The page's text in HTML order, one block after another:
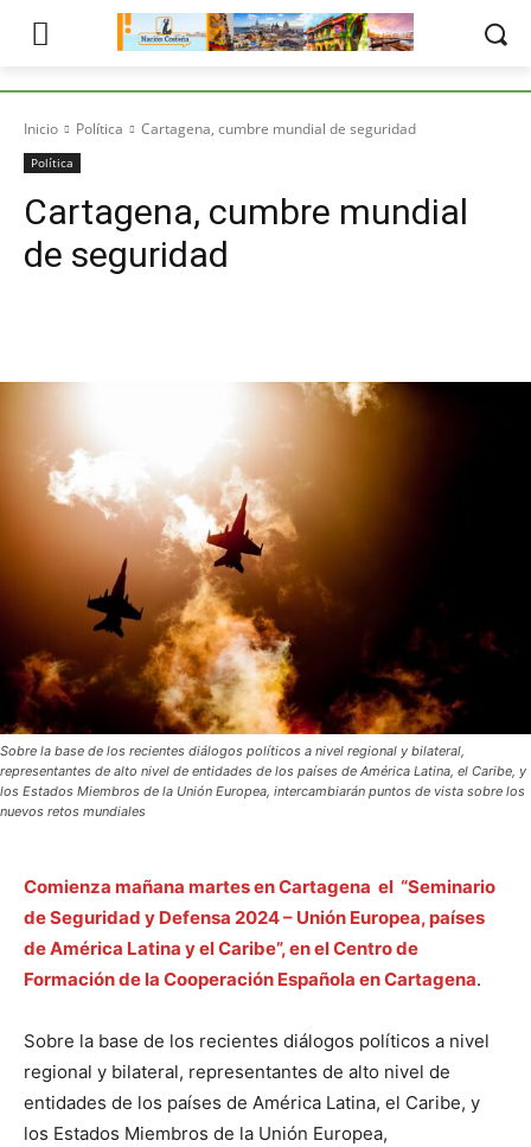
Inicio Política Cartagena, cumbre mundial de seguridad
Política
Cartagena, cumbre mundial
de seguridad
Sobre la base de los recientes diálogos políticos a nivel regional y bilateral,
representantes de alto nivel de entidades de los países de América Latina, el Caribe, y
los Estados Miembros de la Unión Europea, intercambiarán puntos de vista sobre los
nuevos retos mundiales
Comienza mañana martes en Cartagena el “Seminario
de Seguridad y Defensa 2024 – Unión Europea, países
de América Latina y el Caribe”, en el Centro de
Formación de la Cooperación Española en Cartagena.
Sobre la base de los recientes diálogos políticos a nivel
regional y bilateral, representantes de alto nivel de
entidades de los países de América Latina, el Caribe, y
los Estados Miembros de la Unión Europea,